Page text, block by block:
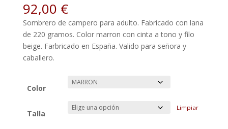
92,00 €
Sombrero de campero para adulto. Fabricado con lana
de 220 gramos. Color marron con cinta a tono y filo
beige. Farbricado en España. Valido para señora y
caballero.
Color
Talla
Limpiar